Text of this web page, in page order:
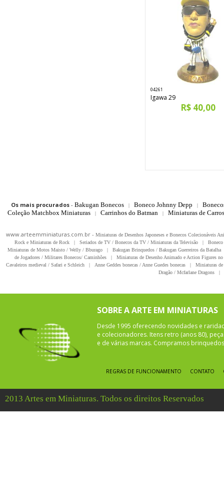
04261
Igawa 29
R$ 40,00
Os mais procurados- Bakugan Bonecos | Boneco Johnny Depp |
Coleção Matchbox Miniaturas
| Carrinhos do Batman | Miniaturas de
www.arteemminiaturas.com.br - Miniaturas de Desenhos Japoneses e Bonecos Colecionáveis
Rock e Miniaturas de Rock
| Seriados de TV / Bonecos da TV / Miniaturas da Televisão |
Miniaturas de Motos Maisto / Welly / Bburago
| Bakugan Brinquedos / Bakugan Guerreiros da Batalha
de Jogadores / Militares Bonecos/ Caminhões
|
Miniaturas de Desenho Animado e Action Figures
Cavaleiros medieval / Safari e Schleich
| Anne Geddes bonecas / Anne Guedes bonecas |
Miniaturas
Dragão / Mcfarlane Dragons
|
SOBRE A ARTE EM MINIATURAS
Desde 1995 oferecendo novidades e
e colecionadores. Itens retro (anos 80),
e de várias marcas. Compramos
REGRAS DE FUNCIONAMENTO CONTATO
2013 Artes em Miniaturas. Todos os direitos Reservados